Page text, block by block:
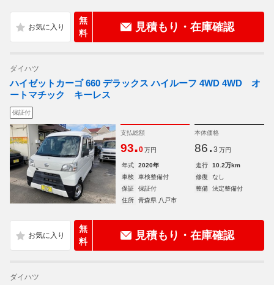
無
料
見積もり・在庫確認
ダイハツ
ハイゼットカーゴ 660 デラックス ハイルーフ 4WD 4WD オ
ートマチック キーレス
保証付
支払総額
93.0 万円
本体価格
86. 3 万円
年式 2020年 走行
10.2万km
車検
車検整備付 修復
なし
保証
保証付 整備
法定整備付
住所
青森県 八戸市
無
料
見積もり・在庫確認
ダイハツ